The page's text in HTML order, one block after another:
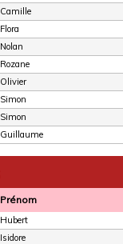
Camille
Flora
Nolan
Rozane
Olivier
Simon
Simon
Guillaume
Prénom
Hubert
Isidore